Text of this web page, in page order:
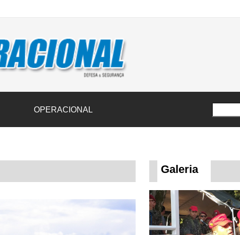
de donativos ao Rio Grande do Sul na maior campanha
OPERACIONAL
Galeria